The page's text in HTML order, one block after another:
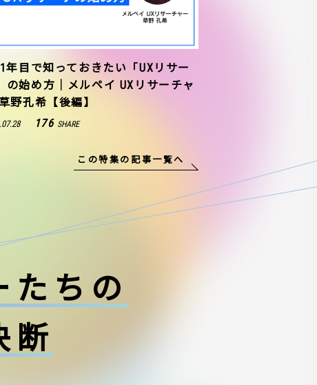
年目で知っておきたい「UXリサー
の始め方｜メルペイ UXリサーチャ
野孔希【後編】
176 SHARE
この特集の記事一覧へ
たちの
断